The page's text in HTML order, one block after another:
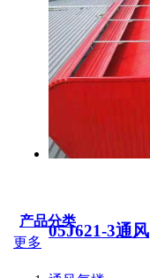
05J621-3通风
产品分类
更多